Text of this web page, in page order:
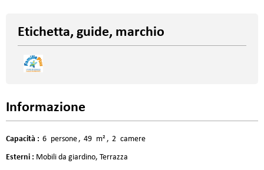
Etichetta, guide, marchio
Informazione
Capacità : 6 persone 49 m² 2 camere
Esterni : Mobili da giardino Terrazza